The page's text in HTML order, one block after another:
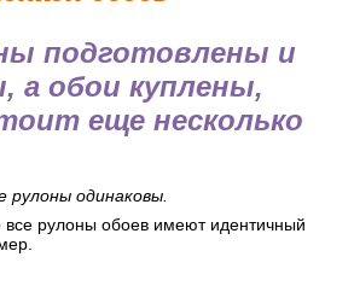
подготовлены и
а обои куплены,
еще несколько
рулоны одинаковы.
все рулоны обоев имеют идентичный